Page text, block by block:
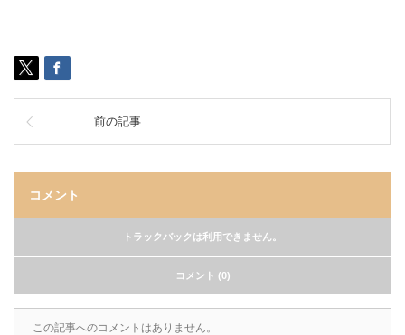
前の記事
コメント
トラックバックは利用できません。
コメント (0)
この記事へのコメントはありません。